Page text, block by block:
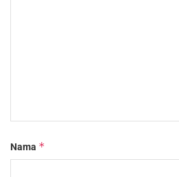
Nama *